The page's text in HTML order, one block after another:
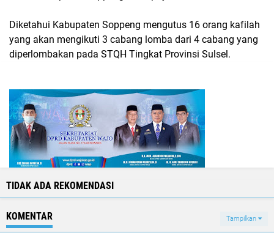
Diketahui Kabupaten Soppeng mengutus 16 orang kafilah
yang akan mengikuti 3 cabang lomba dari 4 cabang yang
diperlombakan pada STQH Tingkat Provinsi Sulsel.
TIDAK ADA REKOMENDASI
KOMENTAR Tampilkan